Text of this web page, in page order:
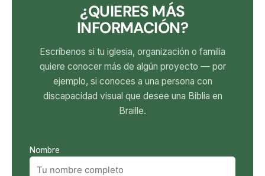
¿QUIERES MÁS
INFORMACIÓN?
Escríbenos si tu iglesia, organización o familia
quiere conocer más de algún proyecto — por
ejemplo, si conoces a una persona con
discapacidad visual que desee una Biblia en
Braille.
Nombre